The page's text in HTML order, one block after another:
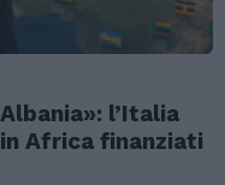
l’Italia
Africa finanziati